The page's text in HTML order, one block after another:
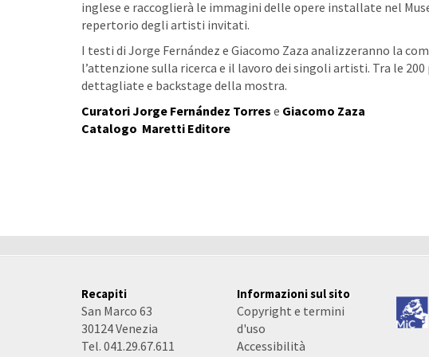
inglese e raccoglierà le immagini delle opere installate nel
repertorio degli artisti invitati.
I testi di Jorge Fernández e Giacomo Zaza analizzeranno la
l’attenzione sulla ricerca e il lavoro dei singoli artisti. Tra le
dettagliate e backstage della mostra.
CuratoriJorge Fernández Torres e Giacomo Zaza
Catalogo Maretti Editore
Recapiti
San Marco 63
30124 Venezia
Tel. 041.29.67.611
Informazioni sul sito
Copyright e termini
d'uso
Accessibilità